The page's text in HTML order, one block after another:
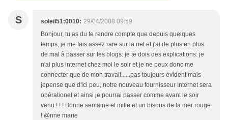
S soleil51:0010: 29/04/2008 09:59
Bonjour, tu as du te rendre compte que depuis quelques
temps, je me fais assez rare sur la net et j'ai de plus en plus
de mal à passer sur les blogs: je te dois des explications: je
n'ai plus internet chez moi le soir et je ne peux donc me
connecter que de mon travail......pas toujours évident mais
jepense que d'ici peu, notre nouveau fournisseur Internet sera
opérationel et ainsi je pourrai passer comme avant le soir
venu ! ! ! Bonne semaine et mille et un bisous de la mer rouge
! @nne marie